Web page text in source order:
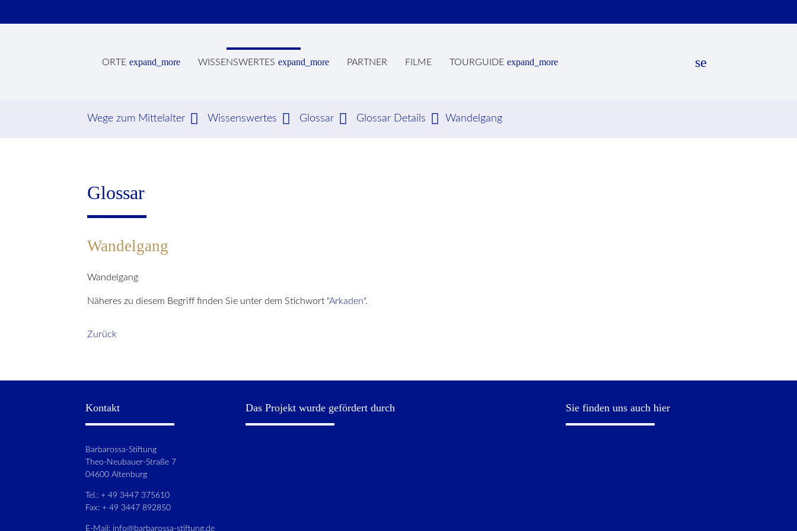
ORTE expand_more WISSENSWERTES expand_more PARTNER FILME TOURGUIDE expand_more search
Wege zum Mittelalter Wissenswertes Glossar Glossar Details Wandelgang
Glossar
Wandelgang
Wandelgang
Näheres zu diesem Begriff finden Sie unter dem Stichwort "Arkaden".
Zurück
Kontakt
Barbarossa-Stiftung
Theo-Neubauer-Straße 7
04600 Altenburg
Tel.: + 49 3447 375610
Fax: + 49 3447 892850
E-Mail: info@barbarossa-stiftung.de
Das Projekt wurde gefördert durch Sie finden uns auch hier